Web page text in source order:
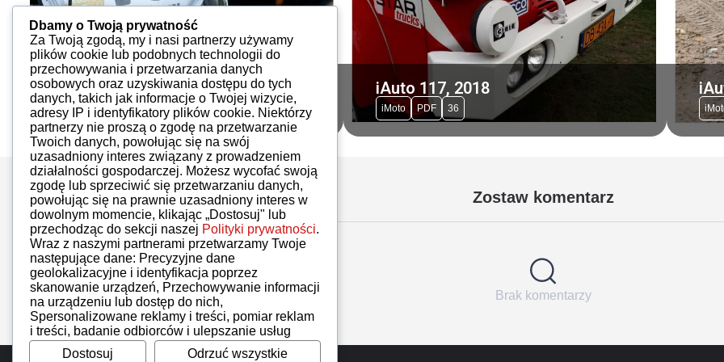
iAuto 31, 2016
iMoto PDF 17
iAuto 117, 2018
iMoto PDF 36
Zostaw komentarz
Brak komentarzy
Dbamy o Twoją prywatność
Za Twoją zgodą, my i nasi partnerzy używamy
plików cookie lub podobnych technologii do
przechowywania i przetwarzania danych
osobowych oraz uzyskiwania dostępu do tych
danych, takich jak informacje o Twojej wizycie,
adresy IP i identyfikatory plików cookie. Niektórzy
partnerzy nie proszą o zgodę na przetwarzanie
Twoich danych, powołując się na swój
uzasadniony interes związany z prowadzeniem
działalności gospodarczej. Możesz wycofać swoją
zgodę lub sprzeciwić się przetwarzaniu danych,
powołując się na prawnie uzasadniony interes w
dowolnym momencie, klikając „Dostosuj" lub
przechodząc do sekcji naszej Polityki prywatności.
Wraz z naszymi partnerami przetwarzamy Twoje
następujące dane: Precyzyjne dane
geolokalizacyjne i identyfikacja poprzez
skanowanie urządzeń, Przechowywanie informacji
na urządzeniu lub dostęp do nich,
Spersonalizowane reklamy i treści, pomiar reklam
i treści, badanie odbiorców i ulepszanie usług
Dostosuj
Odrzuć wszystkie